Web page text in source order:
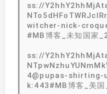
ss://
witcher-nick-
#MB博客_未知国家
ss://
4@pupas-shirting-
k:443#MB博客_美国